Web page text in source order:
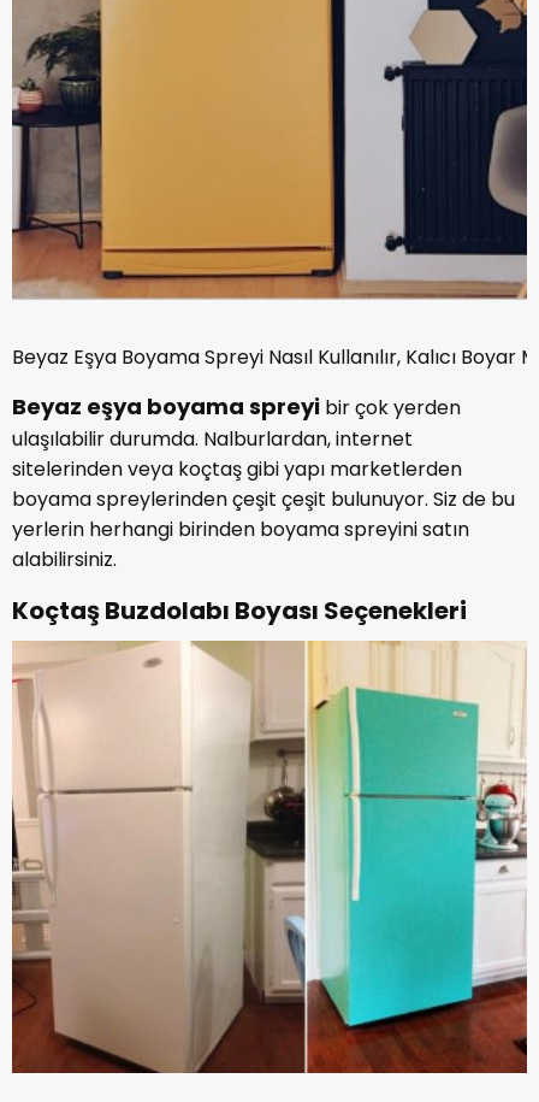
Beyaz Eşya Boyama Spreyi Nasıl Kullanılır, Kalıcı Boyar
Beyaz eşya boyama spreyi bir çok yerden
ulaşılabilir durumda. Nalburlardan, internet
sitelerinden veya koçtaş gibi yapı marketlerden
boyama spreylerinden çeşit çeşit bulunuyor. Siz de bu
yerlerin herhangi birinden boyama spreyini satın
alabilirsiniz.
Koçtaş Buzdolabı Boyası Seçenekleri